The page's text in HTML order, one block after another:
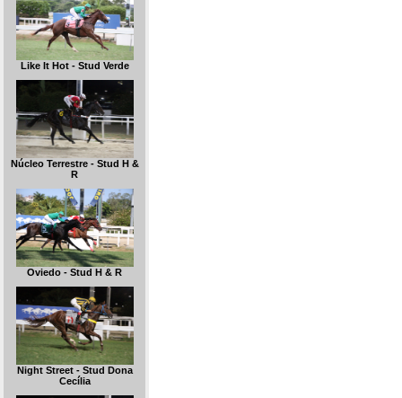
Like It Hot - Stud Verde
Núcleo Terrestre - Stud H &
R
Oviedo - Stud H & R
Night Street - Stud Dona
Cecília